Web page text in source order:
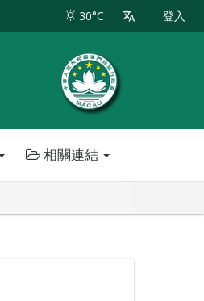
30°C 登入
相關連結